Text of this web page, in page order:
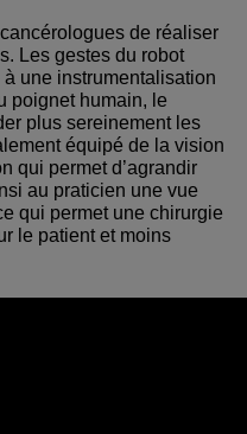
de réaliser
Les gestes du robot
une instrumentalisation
poignet humain, le
plus sereinement les
équipé de la vision
qui permet d’agrandir
au praticien une vue
qui permet une chirurgie
le patient et moins